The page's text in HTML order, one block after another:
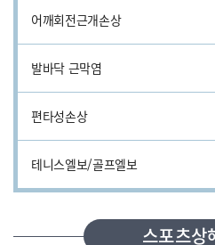
어깨회전근개손상
발바닥 근막염
편타성손상
테니스엘보/골프엘보
스포츠상